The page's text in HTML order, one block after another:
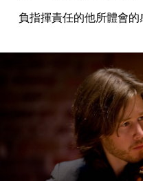
負指揮責任的他所體會的